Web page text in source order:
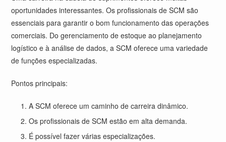
oportunidades interessantes. Os profissionais de SCM são
essenciais para garantir o bom funcionamento das operações
comerciais. Do gerenciamento de estoque ao planejamento
logístico e à análise de dados, a SCM oferece uma variedade
de funções especializadas.
Pontos principais:
A SCM oferece um caminho de carreira dinâmico.
Os profissionais de SCM estão em alta demanda.
É possível fazer várias especializações.